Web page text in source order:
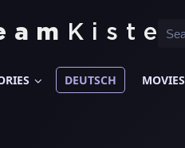
Kiste
DEUTSCH MOVIES